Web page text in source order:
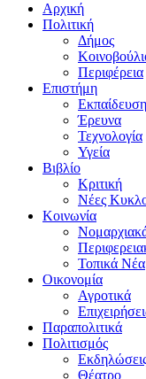
Αρχική
Πολιτική
Δήμος
Περιφέρεια
Επιστήμη
Εκπαίδευση
Έρευνα
Τεχνολογία
Υγεία
Βιβλίο
Κριτική
Νέες
Κοινωνία
Τοπικά Νέα
Οικονομία
Αγροτικά
Παραπολιτικά
Πολιτισμός
Θέατρο